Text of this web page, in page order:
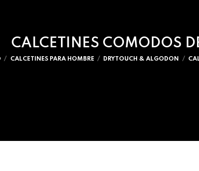
CALCETINES COMODOS
CALCETINES PARA HOMBRE DRYTOUCH & ALGODON